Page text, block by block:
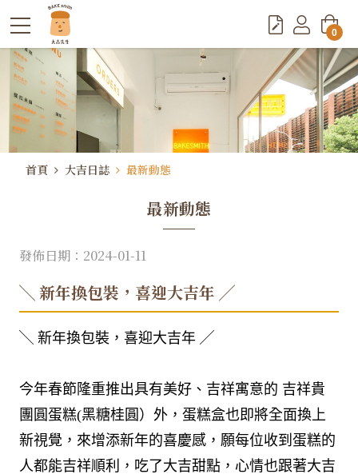
首頁 大吉日誌 最新動態
最新動態
發佈日期：2024-01-11
╲ 新年換包裝，喜迎大吉年 ╱
╲ 新年換包裝，喜迎大吉年 ╱
今年春節隆重推出具有美好、吉祥寓意的 吉祥貴
團圓蛋糕(黑糖桂圓）外，蛋糕盒也即將全面換上
新視覺，來增添新年的喜慶感，願每位收到蛋糕的
人都能吉祥順利，吃了大吉甜點，心情也跟著大吉
0